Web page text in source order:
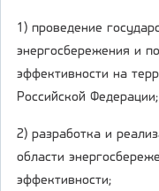
1) проведение
энергосбережения и
эффективности на
Российской Федерации;
2) разработка и
области
эффективности;